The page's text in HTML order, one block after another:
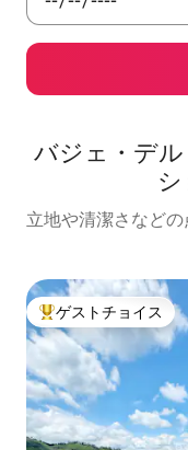
バジェ・デ
立地や清潔さなど
大好評のゲストチョ
ゲストチョイス